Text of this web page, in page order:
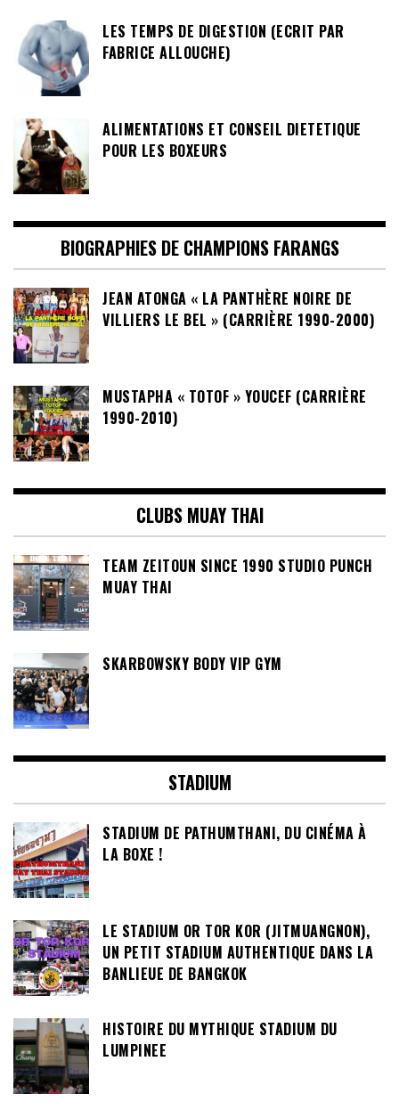
LES TEMPS DE DIGESTION (ECRIT PAR
FABRICE ALLOUCHE)
ALIMENTATIONS ET CONSEIL DIETETIQUE
POUR LES BOXEURS
BIOGRAPHIES DE CHAMPIONS FARANGS
JEAN ATONGA « LA PANTHÈRE NOIRE DE
VILLIERS LE BEL » (CARRIÈRE 1990-2000)
MUSTAPHA « TOTOF » YOUCEF (CARRIÈRE
1990-2010)
CLUBS MUAY THAI
TEAM ZEITOUN SINCE 1990 STUDIO PUNCH
MUAY THAI
SKARBOWSKY BODY VIP GYM
STADIUM
STADIUM DE PATHUMTHANI, DU CINÉMA À
LA BOXE !
LE STADIUM OR TOR KOR (JITMUANGNON),
UN PETIT STADIUM AUTHENTIQUE DANS LA
BANLIEUE DE BANGKOK
HISTOIRE DU MYTHIQUE STADIUM DU
LUMPINEE